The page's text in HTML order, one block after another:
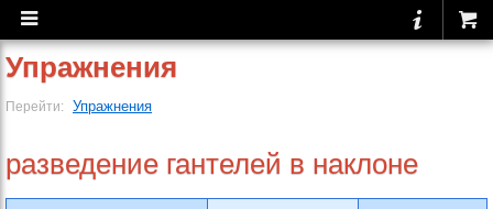
Упражнения
Перейти: Упражнения
разведение гантелей в наклоне